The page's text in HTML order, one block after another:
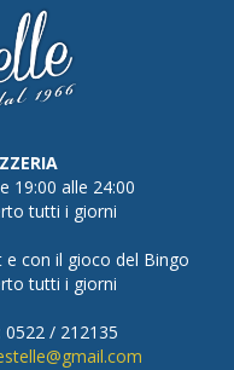
19:00 alle 24:00
tutti i giorni
con il gioco del Bingo
tutti i giorni
0522 / 212135